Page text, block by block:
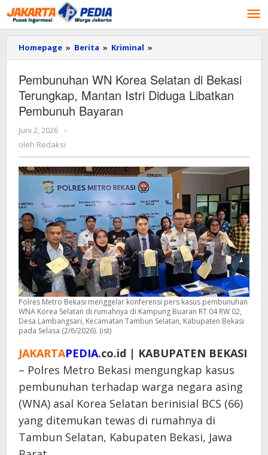
Lewati
ke
konten
Homepage » Berita » Kriminal »
WN
Selatan
di
Bekasi
Libatkan
Pembunuh
Pembunuhan WN Korea Selatan di Bekasi
Terungkap, Mantan Istri Diduga Libatkan
Pembunuh Bayaran
Juni 2, 2026
oleh
Redaksi
-
oleh Redaksi
Polres Metro Bekasi menggelar konferensi pers kasus pembunuhan
WNA Korea Selatan di rumahnya di Kampung Buaran RT 04 RW 02,
Desa Lambangsari, Kecamatan Tambun Selatan, Kabupaten Bekasi
pada Selasa (2/6/2026). (ist)
JAKARTAPEDIA.co.id | KABUPATEN BEKASI
– Polres Metro Bekasi mengungkap kasus
pembunuhan terhadap warga negara asing
(WNA) asal Korea Selatan berinisial BCS (66)
yang ditemukan tewas di rumahnya di
Tambun Selatan, Kabupaten Bekasi, Jawa